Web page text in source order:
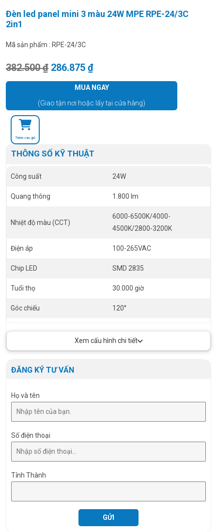
Đèn led panel mini 3 màu 24W MPE RPE-24/3C
2in1
Mã sản phẩm : RPE-24/3C
382.500₫ Giá gốc là: 382.500 ₫.
286.875 ₫Giá hiện tại là: 286.875 ₫.
MUA NGAY
(Giao tận nơi hoặc lấy tại cửa hàng)
Thêm vào giỏ
THÔNG SỐ KỸ THUẬT
Công suất 24W
Quang thông 1.800 lm
Nhiệt độ màu (CCT)
6000-6500K/4000-
4500K/2800-3200K
Điện áp 100-265VAC
Chip LED SMD 2835
Tuổi thọ 30.000 giờ
Góc chiếu 120°
RA
Xem cấu hình chi tiết
ĐĂNG KÝ TƯ VẤN
Họ và tên
Số điện thoại
Tỉnh Thành